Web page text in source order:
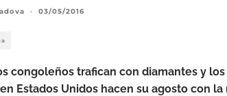
· 03/05/2016
congoleños trafican con diamantes y
Estados Unidos hacen su agosto con